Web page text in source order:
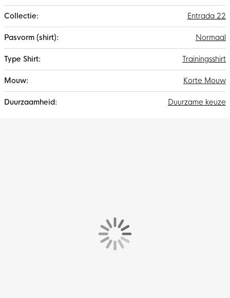
Entrada 22
Normaal
Trainingsshirt
Korte Mouw
Duurzame keuze